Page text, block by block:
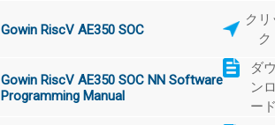
Gowin RiscV AE350 SOC
クリ
ク
Gowin RiscV AE350 SOC NN Software
Programming Manual
ダ
ン
ー